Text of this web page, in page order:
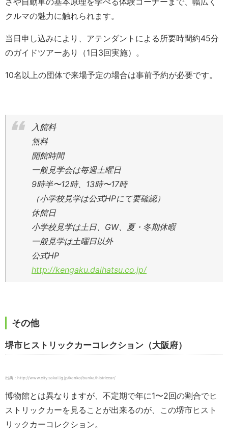
クルマの魅力に触れられます。
当日申し込みにより、アテンダントによる所要時間約45分
のガイドツアーあり（1日3回実施）。
10名以上の団体で来場予定の場合は事前予約が必要です。
入館料
無料
開館時間
一般見学会は毎週土曜日
9時半〜12時、13時〜17時
（小学校見学は公式HPにて要確認）
休館日
小学校見学は土日、GW、夏・冬期休暇
一般見学は土曜日以外
公式HP
http://kengaku.daihatsu.co.jp/
その他
堺市ヒストリックカーコレクション（大阪府）
出典：http://www.city.sakai.lg.jp/kanko/bunka/histriccar/
博物館とは異なりますが、不定期で年に1〜2回の割合でヒ
ストリックカーを見ることが出来るのが、この堺市ヒスト
リックカーコレクション。